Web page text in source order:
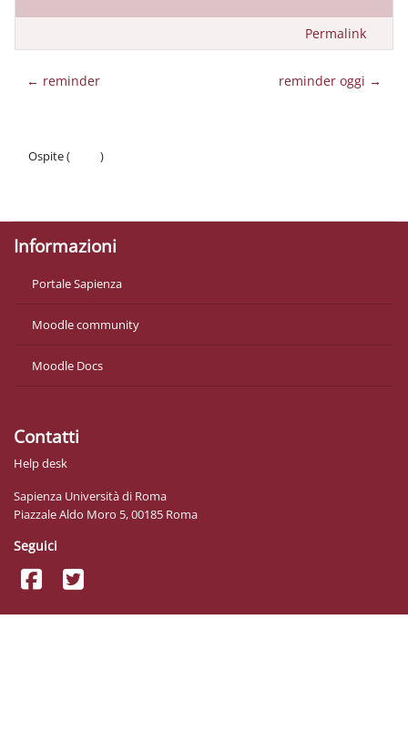
Permalink
← reminder reminder oggi →
Ospite (
)
Informazioni
Portale Sapienza
Moodle community
Moodle Docs
Contatti
Help desk
Sapienza Università di Roma
Piazzale Aldo Moro 5, 00185 Roma
Seguici